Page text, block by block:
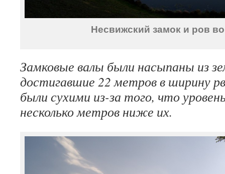
Несвижский замок и ров
Замковые валы были насыпаны из
достигавшие 22 метров в ширину
были сухими из-за того, что
несколько метров ниже их.